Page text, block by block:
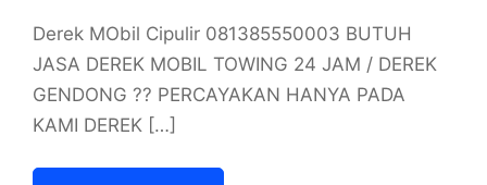
Derek MObil Cipulir 081385550003 BUTUH
JASA DEREK MOBIL TOWING 24 JAM / DEREK
GENDONG ?? PERCAYAKAN HANYA PADA
KAMI DEREK […]